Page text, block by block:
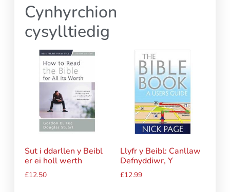
Cynhyrchion
cysylltiedig
Sut i ddarllen y Beibl
er ei holl werth
£12.50
Llyfr y Beibl: Canllaw
Defnyddiwr, Y
£12.99